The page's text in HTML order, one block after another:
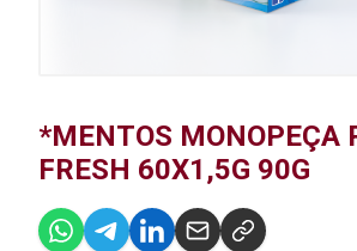
*MENTOS MONOPEÇA
FRESH 60X1,5G 90G